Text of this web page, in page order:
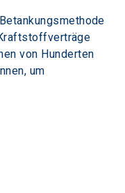
von Hunderten
um